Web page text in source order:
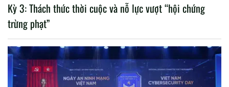
Kỳ 3: Thách thức thời cuộc và nỗ lực vượt “hội chứng
trừng phạt”